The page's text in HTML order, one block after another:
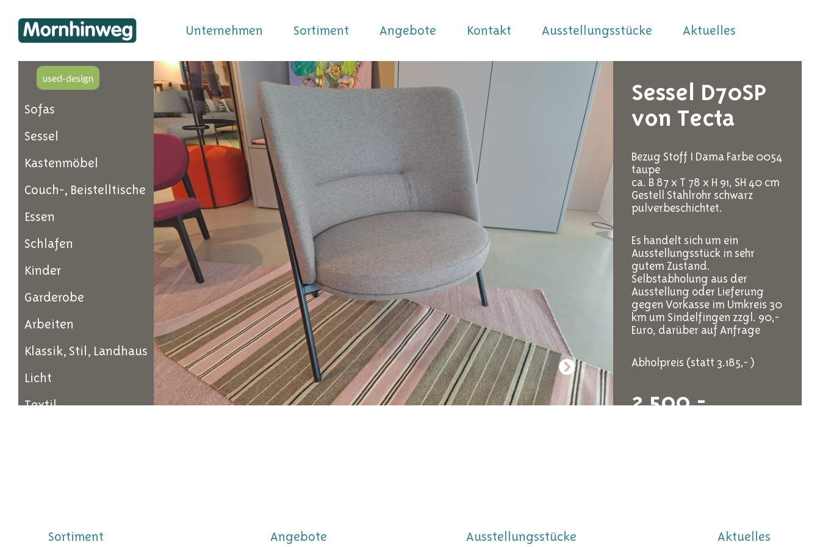
Unternehmen Sortiment Angebote Kontakt Ausstellungsstücke Aktuelles
used-design
Sofas
Sessel
Kastenmöbel
Couch-, Beistelltische
Essen
Schlafen
Kinder
Garderobe
Arbeiten
Klassik, Stil, Landhaus
Licht
Textil
Sessel D70SP
von Tecta
Bezug Stoff I Dama Farbe 0054
taupe
ca. B 87 x T 78 x H 91, SH 40 cm
Gestell Stahlrohr schwarz
pulverbeschichtet.
Es handelt sich um ein
Ausstellungsstück in sehr
gutem Zustand.
Selbstabholung aus der
Ausstellung oder Lieferung
gegen Vorkasse im Umkreis 30
km um Sindelfingen zzgl. 90,-
Euro, darüber auf Anfrage
Abholpreis (statt 3.185,- )
2.500,-
Sortiment Angebote Ausstellungsstücke Aktuelles